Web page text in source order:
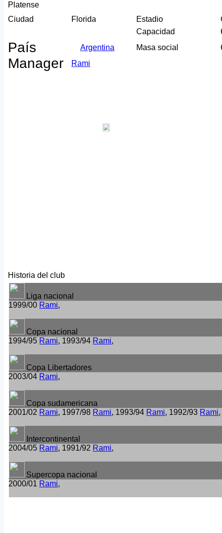
Platense
Ciudad
Florida Estadio
Capacidad
País Argentina Masa social
Manager Rami
Historia del club
Liga nacional
1999/00 Rami,
Copa nacional
1994/95 Rami, 1993/94 Rami,
Copa Libertadores
2003/04 Rami,
Copa sudamericana
2001/02 Rami, 1997/98 Rami, 1993/94 Rami, 1992/93 Rami,
Intercontinental
2004/05 Rami, 1991/92 Rami,
Supercopa nacional
2000/01 Rami,